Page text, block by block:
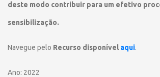
deste modo contribuir para um efetivo
sensibilização.
Navegue pelo Recurso disponível aqui.
Ano: 2022